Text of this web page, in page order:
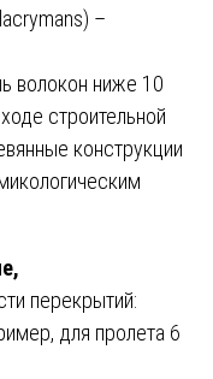
–
волокон ниже 10
строительной
конструкции
перекрытий:
для пролета 6